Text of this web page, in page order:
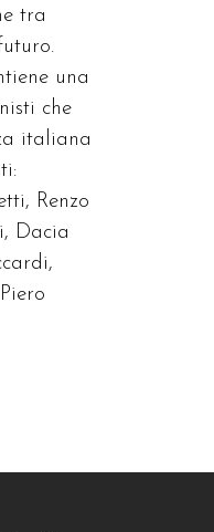
tra
una
che
italiana
Renzo
Dacia